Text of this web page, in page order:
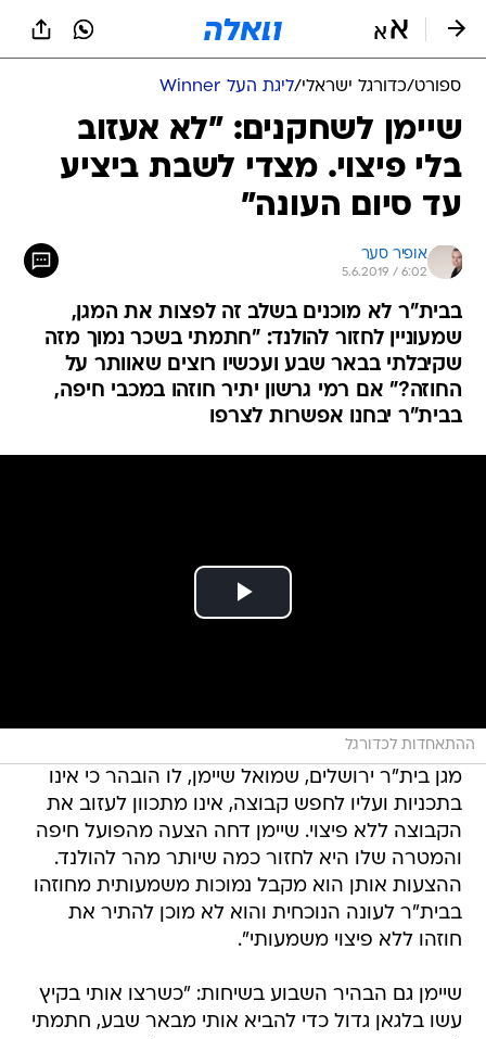
ספורט/כדורגל ישראלי/ליגת העל Winner
שיימן לשחקנים: "לא אעזוב
בלי פיצוי. מצדי לשבת ביציע
עד סיום העונה"
אופיר סער
5.6.2019 / 6:02
בבית"ר לא מוכנים בשלב זה לפצות את המגן,
שמעוניין לחזור להולנד: "חתמתי בשכר נמוך מזה
שקיבלתי בבאר שבע ועכשיו רוצים שאוותר על
החוזה?" אם רמי גרשון יתיר חוזהו במכבי חיפה,
בבית"ר יבחנו אפשרות לצרפו
ההתאחדות לכדורגל
מגן בית"ר ירושלים, שמואל שיימן, לו הובהר כי אינו
בתכניות ועליו לחפש קבוצה, אינו מתכוון לעזוב את
הקבוצה ללא פיצוי. שיימן דחה הצעה מהפועל חיפה
והמטרה שלו היא לחזור כמה שיותר מהר להולנד.
ההצעות אותן הוא מקבל נמוכות משמעותית מחוזהו
בבית"ר לעונה הנוכחית והוא לא מוכן להתיר את
חוזהו ללא פיצוי משמעותי".
שיימן גם הבהיר השבוע בשיחות: "כשרצו אותי בקיץ
עשו בלגאן גדול כדי להביא אותי מבאר שבע, חתמתי